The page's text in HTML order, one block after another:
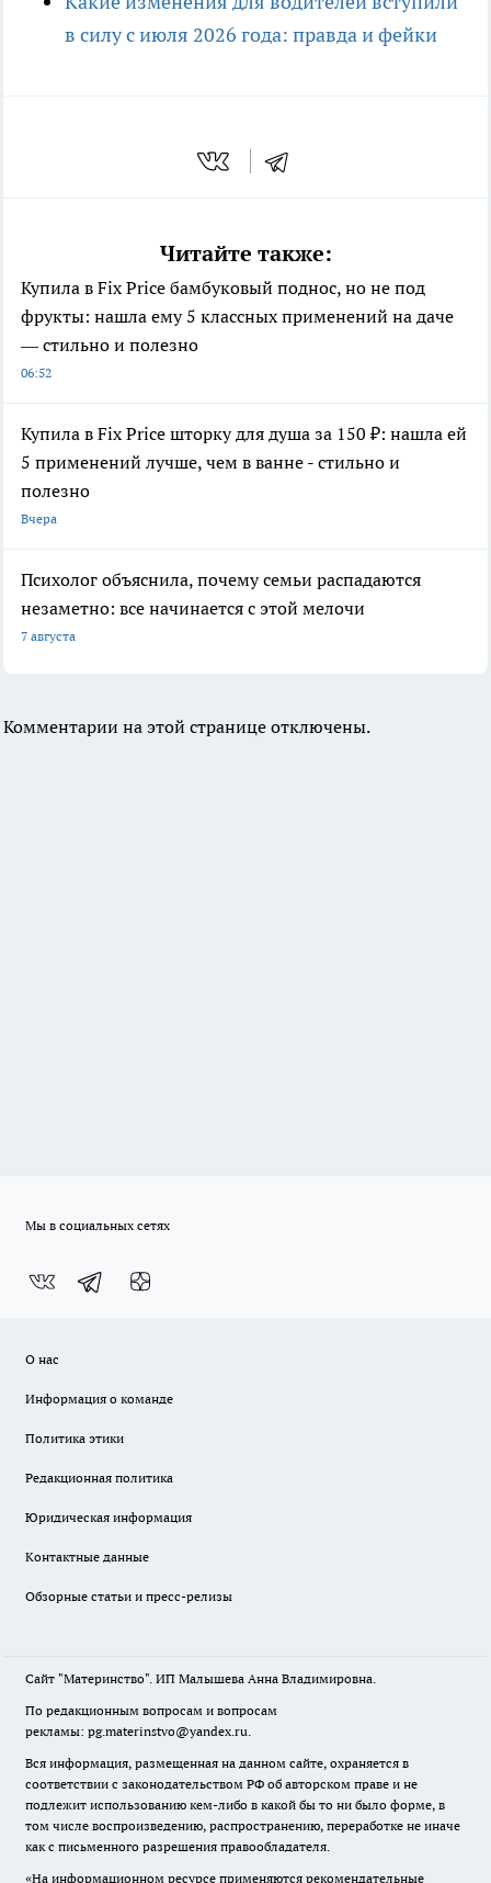
в силу с июля 2026 года: правда и фейки
Читайте также:
Купила в Fix Price бамбуковый поднос, но не под
фрукты: нашла ему 5 классных применений на даче
— стильно и полезно
06:52
Купила в Fix Price шторку для душа за 150 ₽: нашла ей
5 применений лучше, чем в ванне - стильно и
полезно
Вчера
Психолог объяснила, почему семьи распадаются
незаметно: все начинается с этой мелочи
7 августа
Комментарии на этой странице отключены.
Мы в социальных сетях
О нас
Информация о команде
Политика этики
Редакционная политика
Юридическая информация
Контактные данные
Обзорные статьи и пресс-релизы
Сайт "Материнство". ИП Малышева Анна Владимировна.
По редакционным вопросам и вопросам
рекламы: pg.materinstvo@yandex.ru.
Вся информация, размещенная на данном сайте, охраняется в
соответствии с законодательством РФ об авторском праве и не
подлежит использованию кем-либо в какой бы то ни было форме, в
том числе воспроизведению, распространению, переработке не иначе
как с письменного разрешения правообладателя.
«На информационном ресурсе применяются рекомендательные